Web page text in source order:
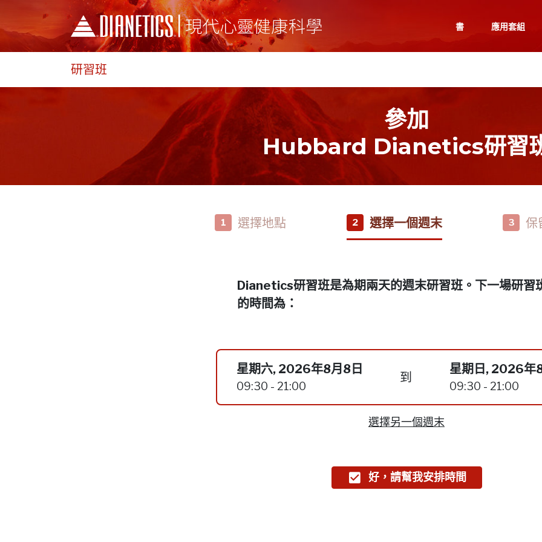
書 應用套組
研習班
參加
Hubbard Dianetics研習
1 選擇地點 2 選擇一個週末 3 保
Dianetics研習班是為期兩天的週末研習班。下一場研習
的時間為：
星期六, 2026年8月8日
09:30 - 21:00
到
星期日, 2026年
09:30 - 21:00
選擇另一個週末
好，請幫我安排時間